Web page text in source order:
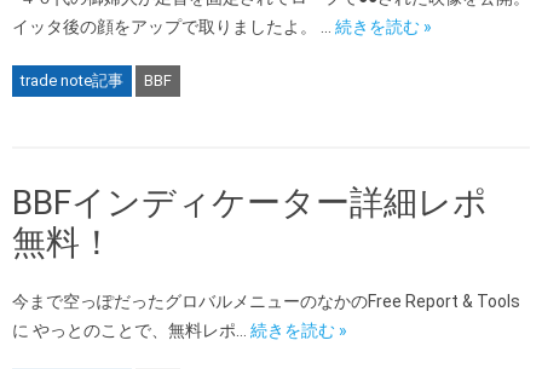
イッタ後の顔をアップで取りましたよ。 … 続きを読む »
trade note記事 BBF
BBFインディケーター詳細レポ
無料！
今まで空っぽだったグロバルメニューのなかのFree Report & Tools
に やっとのことで、無料レポ… 続きを読む »